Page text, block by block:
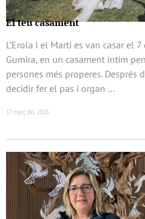
El teu casament
L’Erola i el Martí es van casar el
Gumira, en un casament íntim
persones més properes. Després
decidir fer el pas i organ …
17 març del 2026